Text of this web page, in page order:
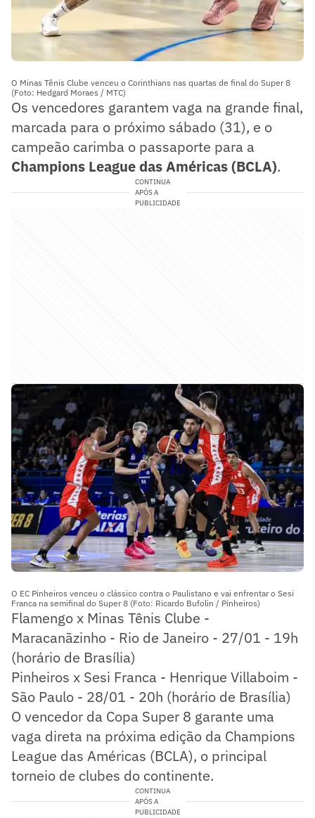
O Minas Tênis Clube venceu o Corinthians nas quartas de final do Super 8
(Foto: Hedgard Moraes / MTC)
Os vencedores garantem vaga na grande final,
marcada para o próximo sábado (31), e o
campeão carimba o passaporte para a
Champions League das Américas (BCLA).
CONTINUA
APÓS A
PUBLICIDADE
O EC Pinheiros venceu o clássico contra o Paulistano e vai enfrentar o Sesi
Franca na semifinal do Super 8 (Foto: Ricardo Bufolin / Pinheiros)
Flamengo x Minas Tênis Clube -
Maracanãzinho - Rio de Janeiro - 27/01 - 19h
(horário de Brasília)
Pinheiros x Sesi Franca - Henrique Villaboim -
São Paulo - 28/01 - 20h (horário de Brasília)
O vencedor da Copa Super 8 garante uma
vaga direta na próxima edição da Champions
League das Américas (BCLA), o principal
torneio de clubes do continente.
CONTINUA
APÓS A
PUBLICIDADE